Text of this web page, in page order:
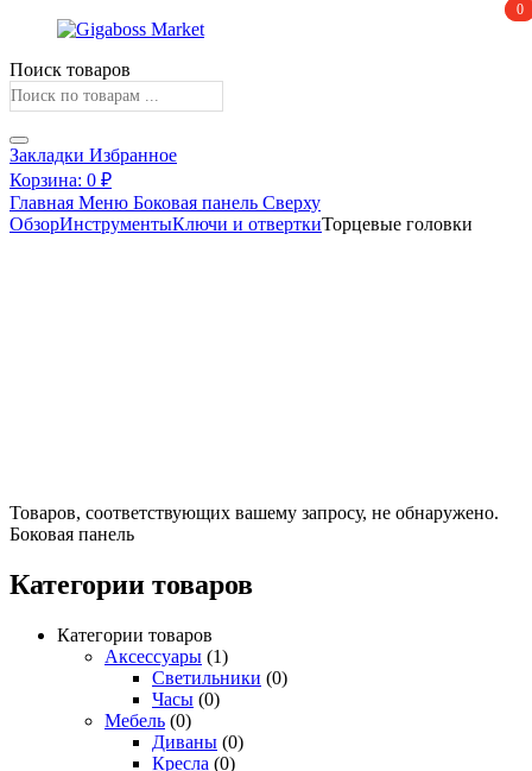
Поиск товаров
0
Закладки Избранное
0
Корзина: 0 ₽
Главная Меню Боковая панель Сверху
ОбзорИнструментыКлючи и отверткиТорцевые головки
Товаров, соответствующих вашему запросу, не обнаружено.
Боковая панель
Категории товаров
Категории товаров
Аксессуары (1)
Светильники (0)
Часы (0)
Мебель (0)
Диваны (0)
Кресла (0)